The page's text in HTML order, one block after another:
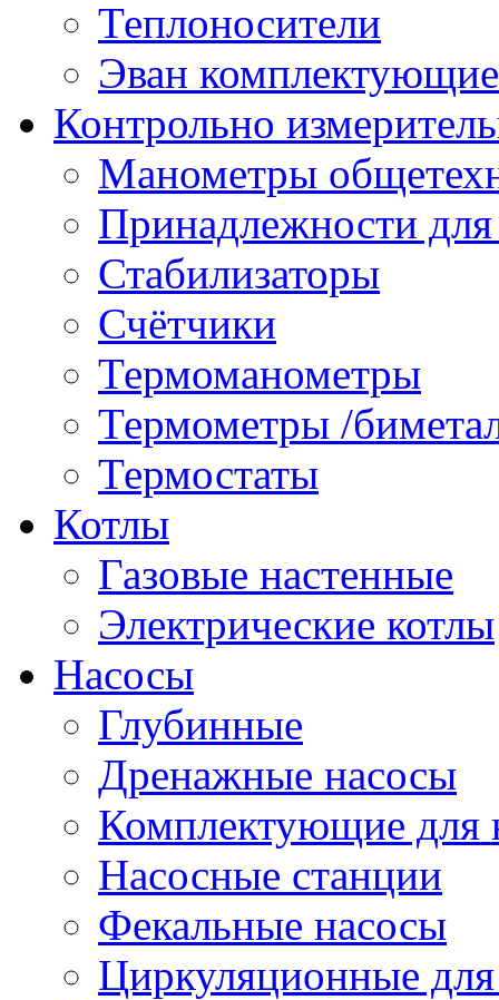
Теплоносители
Эван комплектующие
Контрольно
Манометры
Принадлежности
Стабилизаторы
Счётчики
Термоманометры
Термометры /
Термостаты
Котлы
Газовые настенные
Электрические котлы
Насосы
Глубинные
Дренажные насосы
Комплектующие для
Насосные станции
Фекальные насосы
Циркуляционные для